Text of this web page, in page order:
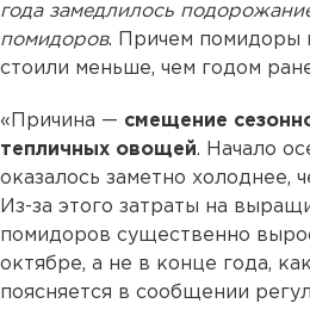
года замедлилось
помидоров. Причем помидоры
стоили меньше, чем годом
«Причина — смещение
тепличных овощей. Начало
оказалось заметно холоднее,
Из-за этого затраты на
помидоров существенно
октябре, а не в конце года,
поясняется в сообщении